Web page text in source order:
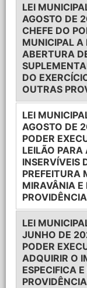
LEI
AGOSTO DE
CHEFE DO
MUNICIPAL A
ABERTURA
DO
OUTRAS
LEI
AGOSTO DE
PODER
LEILÃO PARA
INSERVÍVEIS
PREFEITURA
MIRAVÂNIA
LEI
JUNHO DE
PODER
ADQUIRIR O
ESPECIFICA